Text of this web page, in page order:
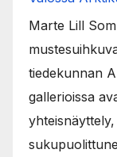
Marte Lill
tiedekunnan
gallerioissa